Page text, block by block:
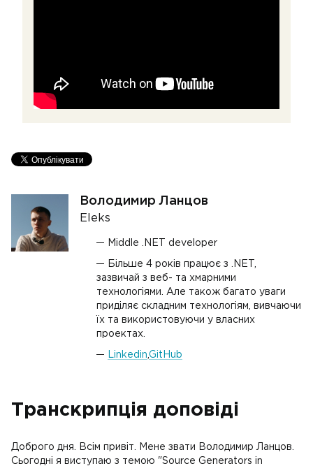
Володимир Ланцов
Eleks
Middle .NET developer
Більше 4 років працює з .NET,
зазвичай з веб- та хмарними
технологіями. Але також багато уваги
приділяє складним технологіям, вивчаючи
їх та використовуючи у власних
проектах.
Linkedin GitHub
Транскрипція доповіді
Доброго дня. Всім привіт. Мене звати Володимир Ланцов.
Сьогодні я виступаю з темою "Source Generators in